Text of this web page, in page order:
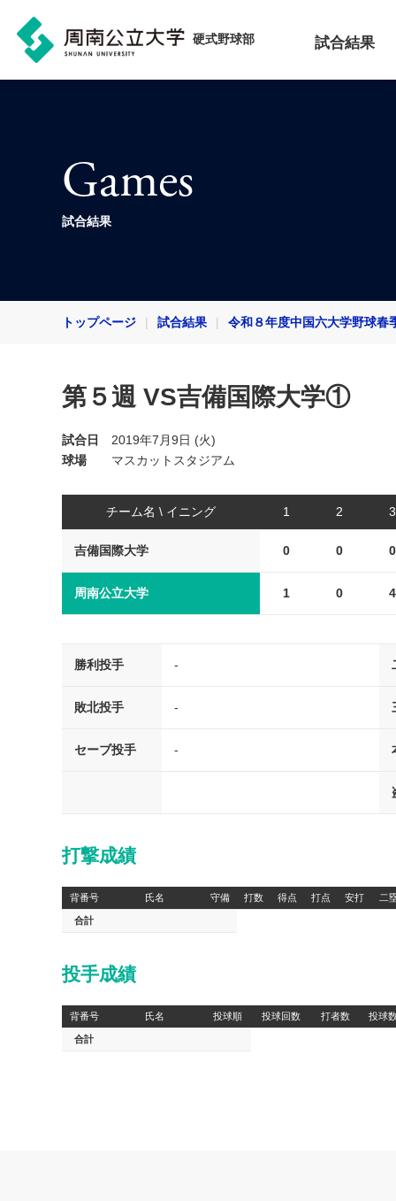
硬式野球部 試合結果
Games
試合結果
トップページ 試合結果 令和８年度中国六大学野球春
第５週 VS吉備国際大学①
試合日
2019年7月9日 (火)
球場
マスカットスタジアム
チーム名 \ イニング 1 2 3
吉備国際大学 0 0 0
周南公立大学 1 0 4
勝利投手 -
敗北投手 -
セーブ投手 -
打撃成績
背番号 氏名 守備 打数 得点 打点 安打 二
合計
投手成績
背番号 氏名 投球順 投球回数 打者数 投球
合計